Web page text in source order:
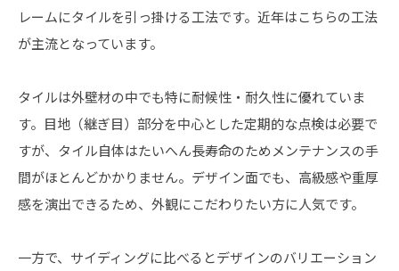
レームにタイルを引っ掛ける工法です。近年はこちらの工法
が主流となっています。
タイルは外壁材の中でも特に耐候性・耐久性に優れていま
す。目地（継ぎ目）部分を中心とした定期的な点検は必要で
すが、タイル自体はたいへん長寿命のためメンテナンスの手
間がほとんどかかりません。デザイン面でも、高級感や重厚
感を演出できるため、外観にこだわりたい方に人気です。
一方で、サイディングに比べるとデザインのバリエーション